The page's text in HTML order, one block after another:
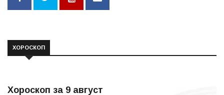
ХОРОСКОП
Хороскоп за 9 август